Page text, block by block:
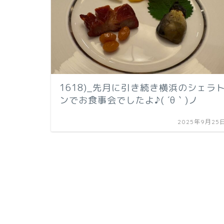
1618)_先月に引き続き横浜のシェラ
ンでお食事会でしたよ♪( ´θ｀)ノ
2025年9月25